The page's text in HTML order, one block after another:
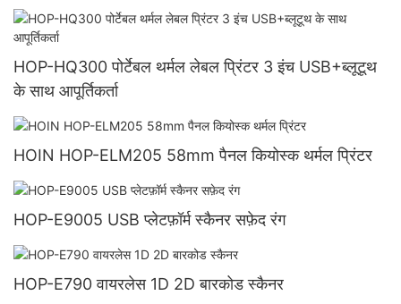
HOP-HQ300 पोर्टेबल थर्मल लेबल प्रिंटर 3 इंच USB+ब्लूटूथ
के साथ आपूर्तिकर्ता
HOIN HOP-ELM205 58mm पैनल कियोस्क थर्मल प्रिंटर
HOP-E9005 USB प्लेटफ़ॉर्म स्कैनर सफ़ेद रंग
HOP-E790 वायरलेस 1D 2D बारकोड स्कैनर